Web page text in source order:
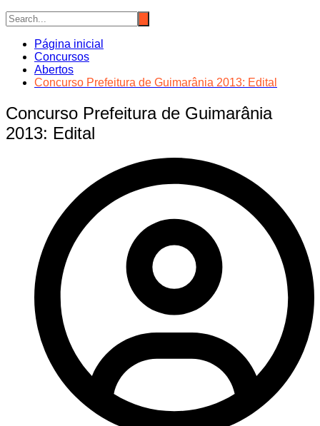
Página inicial
Concursos
Abertos
Concurso Prefeitura de Guimarânia 2013: Edital
Concurso Prefeitura de Guimarânia
2013: Edital